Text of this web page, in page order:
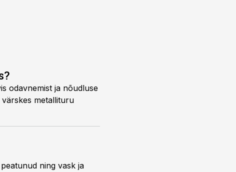
odavnemist ja nõudluse
metallituru
ning vask ja